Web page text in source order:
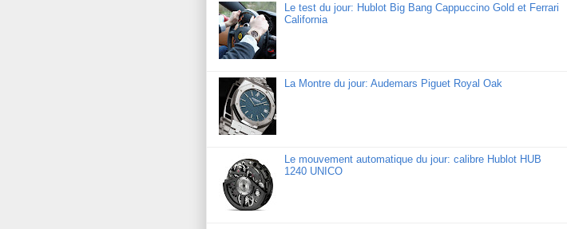
Le test du jour: Hublot Big Bang Cappuccino Gold et Ferrari
California
La Montre du jour: Audemars Piguet Royal Oak
Le mouvement automatique du jour: calibre Hublot HUB
1240 UNICO